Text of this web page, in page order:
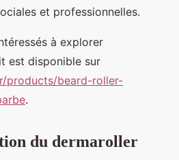
et professionnelles.
à explorer
est disponible sur
products/beard-roller-
.
du dermaroller